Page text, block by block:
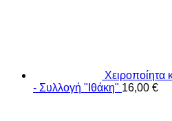
- Συλλογή "Ιθάκη" 16,00 €